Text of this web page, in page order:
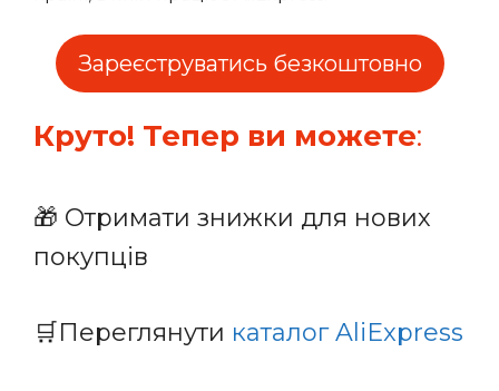
Зареєструватись безкоштовно
Круто! Тепер ви можете:
🎁 Отримати знижки для нових
покупців
🛒Переглянути каталог AliExpress